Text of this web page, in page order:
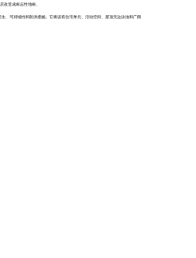
改造成标志性地标。
、可持续性和防洪措施。它将设有住宅单元、活动空间、屋顶无边泳池和广阔